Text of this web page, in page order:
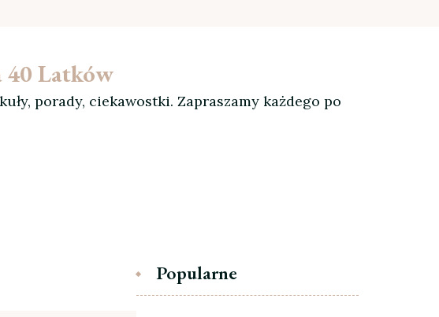
40 Latków
porady, ciekawostki. Zapraszamy każdego po
Popularne